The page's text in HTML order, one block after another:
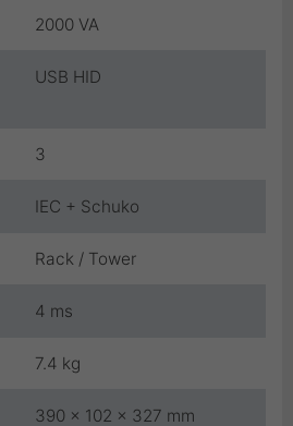
2000 VA
USB HID
3
IEC + Schuko
Rack / Tower
4 ms
7.4 kg
390 x 102 x 327 mm